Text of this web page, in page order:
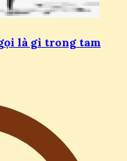
là gì trong tam